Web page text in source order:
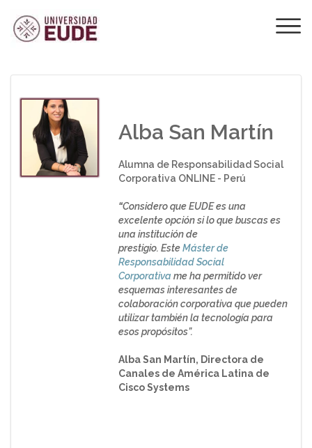
¿QUÉ OPINAN LOS
ALUMNOS SOBRE
Alba San Martín
Alumna de Responsabilidad Social
Corporativa ONLINE - Perú
“Considero que EUDE es una
excelente opción si lo que buscas es
una institución de
prestigio. EsteMáster de
Responsabilidad Social
Corporativa me ha permitido ver
esquemas interesantes de
colaboración corporativa que pueden
utilizar también la tecnología para
esos propósitos”.
Alba San Martín, Directora de
Canales de América Latina de
Cisco Systems